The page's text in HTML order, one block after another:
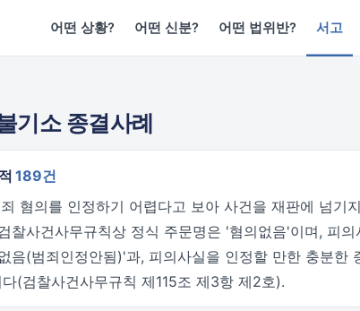
어떤 상황? 어떤 신분? 어떤 법위반? 서고
기소 종결사례
189건
혐의를 인정하기 어렵다고 보아 사건을 재판에 넘기
찰사건사무규칙상 정식 주문명은 '혐의없음'이며, 피
음(범죄인정안됨)'과, 피의사실을 인정할 만한 충분한
(검찰사건사무규칙 제115조 제3항 제2호).